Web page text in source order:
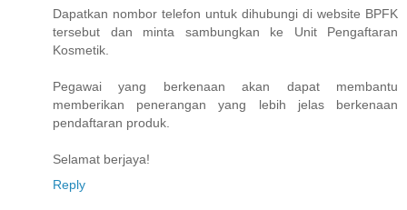
Dapatkan nombor telefon untuk dihubungi di website BPFK
tersebut dan minta sambungkan ke Unit Pengaftaran
Kosmetik.
Pegawai yang berkenaan akan dapat membantu
memberikan penerangan yang lebih jelas berkenaan
pendaftaran produk.
Selamat berjaya!
Reply